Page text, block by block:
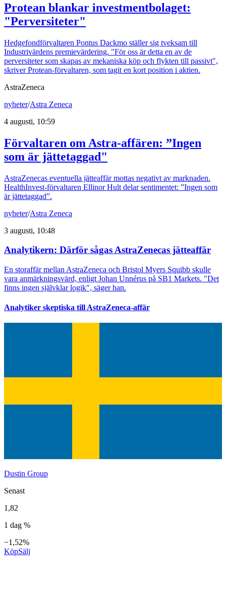
Protean blankar investmentbolaget:
"Perversiteter"
Hedgefondförvaltaren Pontus Dackmo ställer sig tveksam till
Industrivärdens premievärdering. "För oss är detta en av de
perversiteter som skapas av mekaniska köp och flykten till passivt",
skriver Protean-förvaltaren, som tagit en kort position i aktien.
AstraZeneca
nyheter/Astra Zeneca
4 augusti, 10:59
Förvaltaren om Astra-affären: ”Ingen
som är jättetaggad"
AstraZenecas eventuella jätteaffär mottas negativt av marknaden.
HealthInvest-förvaltaren Ellinor Hult delar sentimentet: ”Ingen som
är jättetaggad”.
nyheter/Astra Zeneca
3 augusti, 10:48
Analytikern: Därför sågas AstraZenecas jätteaffär
En storaffär mellan AstraZeneca och Bristol Myers Squibb skulle
vara anmärkningsvärd, enligt Johan Unnérus på SB1 Markets. "Det
finns ingen självklar logik", säger han.
Analytiker skeptiska till AstraZeneca-affär
Dustin Group
Senast
1,82
1 dag %
−1,52%
KöpSälj